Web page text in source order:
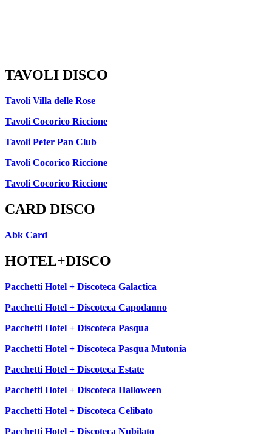
TAVOLI DISCO
Tavoli Villa delle Rose
Tavoli Cocorico Riccione
Tavoli Peter Pan Club
Tavoli Cocorico Riccione
Tavoli Cocorico Riccione
CARD DISCO
Abk Card
HOTEL+DISCO
Pacchetti Hotel + Discoteca Galactica
Pacchetti Hotel + Discoteca Capodanno
Pacchetti Hotel + Discoteca Pasqua
Pacchetti Hotel + Discoteca Pasqua Mutonia
Pacchetti Hotel + Discoteca Estate
Pacchetti Hotel + Discoteca Halloween
Pacchetti Hotel + Discoteca Celibato
Pacchetti Hotel + Discoteca Nubilato